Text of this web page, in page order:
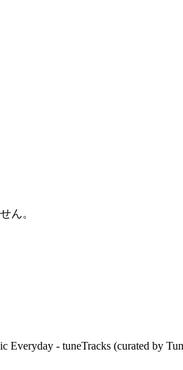
ん。
Everyday - tuneTracks (curated by